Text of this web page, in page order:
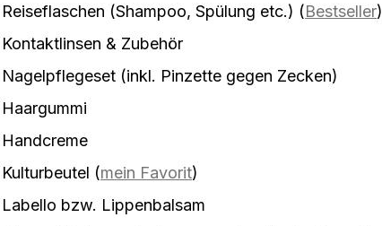
Reiseflaschen (Shampoo, Spülung etc.) (Bestseller)
Kontaktlinsen & Zubehör
Nagelpflegeset (inkl. Pinzette gegen Zecken)
Haargummi
Handcreme
Kulturbeutel (mein Favorit)
Labello bzw. Lippenbalsam